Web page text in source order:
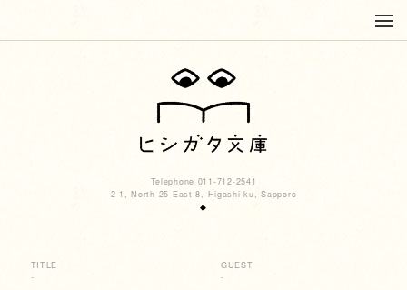
Telephone 011-712-2541
2-1, North 25 East 8, Higashi-ku, Sapporo
◆
TITLE
-
GUEST
-